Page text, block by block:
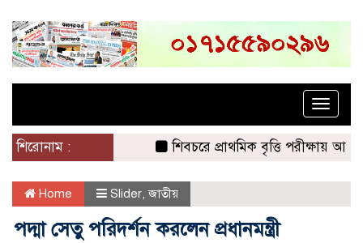
Toggle
শিরোনাম :
শিবচরে প্রাথমিক বৃত্তি পরীক্ষায় আপন
Home Slider,জাতীয়
পদ্মা সেতু পরিদর্শন করলেন প্রধানমন্ত্রী